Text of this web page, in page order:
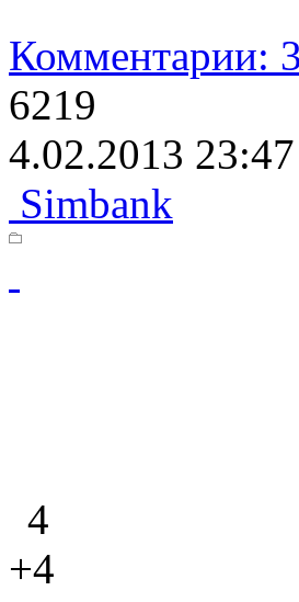
Комментарии: 3
6219
4.02.2013 23:47
Simbank
4
+4